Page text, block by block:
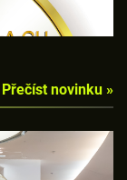
Přečíst novinku »